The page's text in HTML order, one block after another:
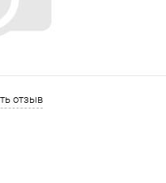
отзыв